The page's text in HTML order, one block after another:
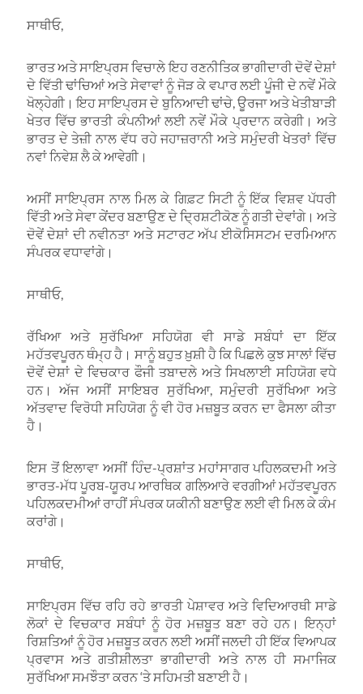
ਸਾਥੀਓ,
ਭਾਰਤ ਅਤੇ ਸਾਇਪ੍ਰਸ ਵਿਚਾਲੇ ਇਹ ਰਣਨੀਤਿਕ ਭਾਗੀਦਾਰੀ ਦੋਵੇਂ ਦੇਸ਼ਾਂ
ਦੇ ਵਿੱਤੀ ਢਾਂਚਿਆਂ ਅਤੇ ਸੇਵਾਵਾਂ ਨੂੰ ਜੋੜ ਕੇ ਵਪਾਰ ਲਈ ਪੂੰਜੀ ਦੇ ਨਵੇਂ ਮੌਕੇ
ਖੋਲ੍ਹੇਗੀ। ਇਹ ਸਾਇਪ੍ਰਸ ਦੇ ਬੁਨਿਆਦੀ ਢਾਂਚੇ, ਊਰਜਾ ਅਤੇ ਖੇਤੀਬਾੜੀ
ਖੇਤਰ ਵਿੱਚ ਭਾਰਤੀ ਕੰਪਨੀਆਂ ਲਈ ਨਵੇਂ ਮੌਕੇ ਪ੍ਰਦਾਨ ਕਰੇਗੀ। ਅਤੇ
ਭਾਰਤ ਦੇ ਤੇਜ਼ੀ ਨਾਲ ਵੱਧ ਰਹੇ ਜਹਾਜ਼ਰਾਨੀ ਅਤੇ ਸਮੁੰਦਰੀ ਖੇਤਰਾਂ ਵਿੱਚ
ਨਵਾਂ ਨਿਵੇਸ਼ ਲੈ ਕੇ ਆਵੇਗੀ।
ਅਸੀਂ ਸਾਇਪ੍ਰਸ ਨਾਲ ਮਿਲ ਕੇ ਗਿਫ਼ਟ ਸਿਟੀ ਨੂੰ ਇੱਕ ਵਿਸ਼ਵ ਪੱਧਰੀ
ਵਿੱਤੀ ਅਤੇ ਸੇਵਾ ਕੇਂਦਰ ਬਣਾਉਣ ਦੇ ਦ੍ਰਿਸ਼ਟੀਕੋਣ ਨੂੰ ਗਤੀ ਦੇਵਾਂਗੇ। ਅਤੇ
ਦੋਵੇਂ ਦੇਸ਼ਾਂ ਦੀ ਨਵੀਨਤਾ ਅਤੇ ਸਟਾਰਟ ਅੱਪ ਈਕੋਸਿਸਟਮ ਦਰਮਿਆਨ
ਸੰਪਰਕ ਵਧਾਵਾਂਗੇ।
ਸਾਥੀਓ,
ਰੱਖਿਆ ਅਤੇ ਸੁਰੱਖਿਆ ਸਹਿਯੋਗ ਵੀ ਸਾਡੇ ਸਬੰਧਾਂ ਦਾ ਇੱਕ
ਮਹੱਤਵਪੂਰਨ ਥੰਮ੍ਹ ਹੈ। ਸਾਨੂੰ ਬਹੁਤ ਖ਼ੁਸ਼ੀ ਹੈ ਕਿ ਪਿਛਲੇ ਕੁਝ ਸਾਲਾਂ ਵਿੱਚ
ਦੋਵੇਂ ਦੇਸ਼ਾਂ ਦੇ ਵਿਚਕਾਰ ਫੌਜੀ ਤਬਾਦਲੇ ਅਤੇ ਸਿਖਲਾਈ ਸਹਿਯੋਗ ਵਧੇ
ਹਨ। ਅੱਜ ਅਸੀਂ ਸਾਇਬਰ ਸੁਰੱਖਿਆ, ਸਮੁੰਦਰੀ ਸੁਰੱਖਿਆ ਅਤੇ
ਅੱਤਵਾਦ ਵਿਰੋਧੀ ਸਹਿਯੋਗ ਨੂੰ ਵੀ ਹੋਰ ਮਜ਼ਬੂਤ ਕਰਨ ਦਾ ਫੈਸਲਾ ਕੀਤਾ
ਹੈ।
ਇਸ ਤੋਂ ਇਲਾਵਾ ਅਸੀਂ ਹਿੰਦ-ਪ੍ਰਸ਼ਾਂਤ ਮਹਾਂਸਾਗਰ ਪਹਿਲਕਦਮੀ ਅਤੇ
ਭਾਰਤ-ਮੱਧ ਪੂਰਬ-ਯੂਰਪ ਆਰਥਿਕ ਗਲਿਆਰੇ ਵਰਗੀਆਂ ਮਹੱਤਵਪੂਰਨ
ਪਹਿਲਕਦਮੀਆਂ ਰਾਹੀਂ ਸੰਪਰਕ ਯਕੀਨੀ ਬਣਾਉਣ ਲਈ ਵੀ ਮਿਲ ਕੇ ਕੰਮ
ਕਰਾਂਗੇ।
ਸਾਥੀਓ,
ਸਾਇਪ੍ਰਸ ਵਿੱਚ ਰਹਿ ਰਹੇ ਭਾਰਤੀ ਪੇਸ਼ਾਵਰ ਅਤੇ ਵਿਦਿਆਰਥੀ ਸਾਡੇ
ਲੋਕਾਂ ਦੇ ਵਿਚਕਾਰ ਸਬੰਧਾਂ ਨੂੰ ਹੋਰ ਮਜ਼ਬੂਤ ਬਣਾ ਰਹੇ ਹਨ। ਇਨ੍ਹਾਂ
ਰਿਸ਼ਤਿਆਂ ਨੂੰ ਹੋਰ ਮਜ਼ਬੂਤ ਕਰਨ ਲਈ ਅਸੀਂ ਜਲਦੀ ਹੀ ਇੱਕ ਵਿਆਪਕ
ਪ੍ਰਵਾਸ ਅਤੇ ਗਤੀਸ਼ੀਲਤਾ ਭਾਗੀਦਾਰੀ ਅਤੇ ਨਾਲ ਹੀ ਸਮਾਜਿਕ
ਸੁਰੱਖਿਆ ਸਮਝੌਤਾ ਕਰਨ ‘ਤੇ ਸਹਿਮਤੀ ਬਣਾਈ ਹੈ।